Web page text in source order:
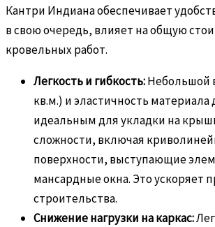
Кантри Индиана обеспечивает
в свою очередь, влияет на общую
кровельных работ.
Легкость и гибкость:Небольшой
кв.м.) и эластичность материала
идеальным для укладки на
сложности, включая
поверхности, выступающие
мансардные окна. Это ускоряет
строительства.
Снижение нагрузки на каркас: